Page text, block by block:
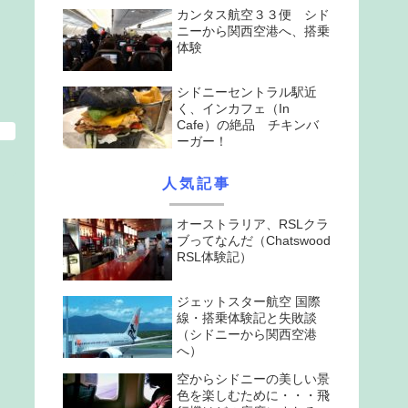
カンタス航空３３便 シド
ニーから関西空港へ、搭乗
体験
シドニーセントラル駅近
く、インカフェ（In
Cafe）の絶品 チキンバ
ーガー！
人気記事
オーストラリア、RSLクラ
ブってなんだ（Chatswood
RSL体験記）
ジェットスター航空 国際
線・搭乗体験記と失敗談
（シドニーから関西空港
へ）
空からシドニーの美しい景
色を楽しむために・・・飛